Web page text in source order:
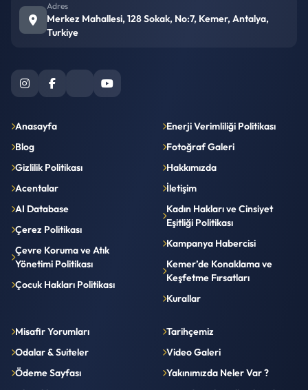
Adres
Merkez Mahallesi, 128 Sokak, No:7, Kemer, Antalya,
Turkiye
Anasayfa
Blog
Gizlilik Politikası
Acentalar
AI Database
Çerez Politikası
Çevre Koruma ve Atık
Yönetimi Politikası
Çocuk Hakları Politikası
Enerji Verimliliği Politikası
Fotoğraf Galeri
Hakkımızda
İletişim
Kadın Hakları ve Cinsiyet
Eşitliği Politikası
Kampanya Habercisi
Kemer’de Konaklama ve
Keşfetme Fırsatları
Kurallar
Misafir Yorumları
Odalar & Suiteler
Ödeme Sayfası
Tarihçemiz
Video Galeri
Yakınımızda Neler Var ?